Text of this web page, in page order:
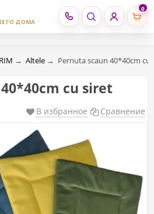
ДОМА
0
→ Altele → Pernuta scaun 40*40cm cu
cu siret
В избранное Сравнение